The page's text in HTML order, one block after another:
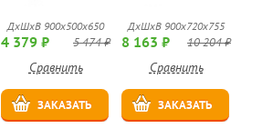
ДхШхВ 900х500х650
4 379 ₽ 5 474 ₽
Сравнить
ЗАКАЗАТЬ
ДхШхВ 900х720х755
8 163 ₽ 10 204 ₽
Сравнить
ЗАКАЗАТЬ